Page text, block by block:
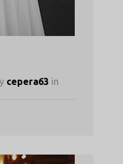
cepera63 in